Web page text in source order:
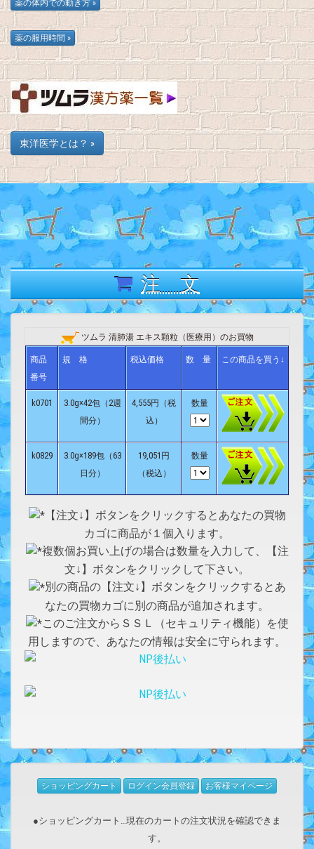
東洋医学とは？ »
注 文
ツムラ 清肺湯 エキス顆粒（医療用）のお買物
商品
番号
規 格 税込価格 数 量 この商品を買う↓
k0701
3.0g×42包（2週
間分）
4,555円（税
込）
数量
k0829
3.0g×189包（63
日分）
19,051円
（税込）
数量
【注文↓】ボタンをクリックするとあなたの買物
カゴに商品が１個入ります。
複数個お買い上げの場合は数量を入力して、【注
文↓】ボタンをクリックして下さい。
別の商品の【注文↓】ボタンをクリックするとあ
なたの買物カゴに別の商品が追加されます。
このご注文からＳＳＬ（セキュリティ機能）を使
用しますので、あなたの情報は安全に守られます。
ショッピングカート ログイン会員登録 お客様マイページ
●ショッピングカート…現在のカートの注文状況を確認できま
す。